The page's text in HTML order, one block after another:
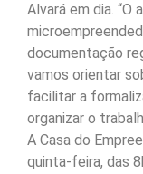
Alvará em dia. “O
documentação
vamos orientar
facilitar a
organizar o
A Casa do
quinta-feira, das